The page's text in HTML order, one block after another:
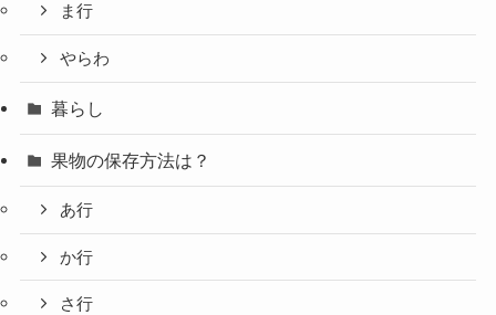
ま行
やらわ
暮らし
果物の保存方法は？
あ行
か行
さ行